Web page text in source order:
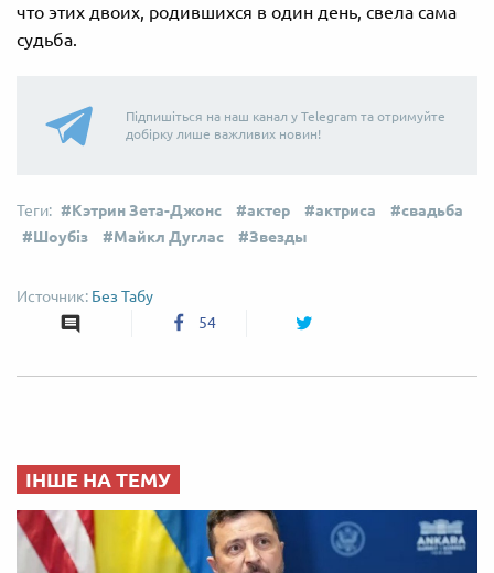
что этих двоих, родившихся в один день, свела сама
судьба.
Підпишіться на наш канал у Telegram та отримуйте
добірку лише важливих новин!
Кэтрин Зета-Джонс актер актриса
свадьба
Шоубіз
Майкл Дуглас Звезды
Без Табу
54
ІНШЕ НА ТЕМУ